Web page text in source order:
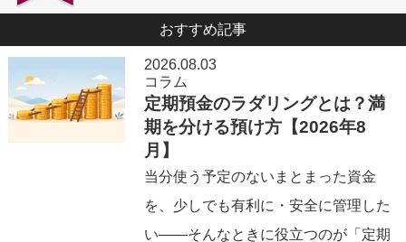
おすすめ記事
2026.08.03
コラム
定期預金のラダリングとは？満
期を分ける預け方【2026年8
月】
当分使う予定のないまとまった資金
を、少しでも有利に・安全に管理した
い――そんなときに役立つのが「定期